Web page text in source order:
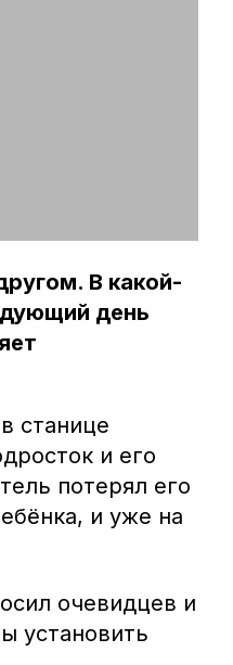
В какой-
день
станице
и его
потерял его
и уже на
очевидцев и
установить